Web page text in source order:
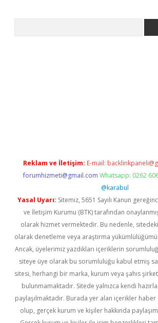
Reklam ve İletişim: E-mail:
forumhizmeti@gmail.com Whatsapp: 0262
@karabul
Yasal Uyarı: Sitemiz, 5651 Sayılı Kanun
ve İletişim Kurumu (BTK) tarafından
olarak hizmet vermektedir. Bu nedenle,
olarak denetleme veya araştırma
Ancak, üyelerimiz yazdıkları içeriklerin
siteye üye olarak bu sorumluluğu kabul etmiş
sitesi, herhangi bir marka, kurum veya şahıs
bulunmamaktadır. Sitede yalnızca kendi
paylaşılmaktadır. Burada yer alan içerikler haber
olup, gerçek kurum ve kişiler hakkında